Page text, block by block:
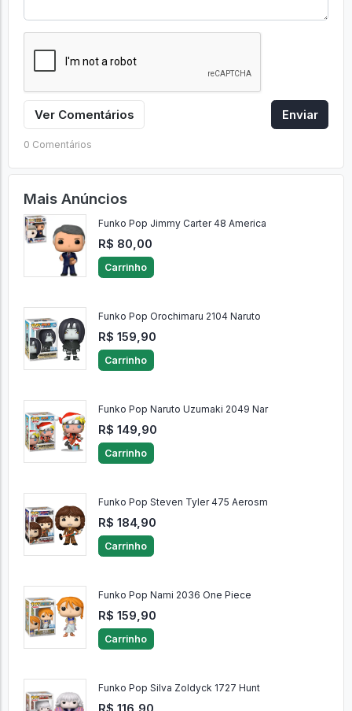
Ver Comentários Enviar
0 Comentários
Mais Anúncios
Funko Pop Jimmy Carter 48 America
R$ 80,00
Carrinho
Funko Pop Orochimaru 2104 Naruto
R$ 159,90
Carrinho
Funko Pop Naruto Uzumaki 2049 Nar
R$ 149,90
Carrinho
Funko Pop Steven Tyler 475 Aerosm
R$ 184,90
Carrinho
Funko Pop Nami 2036 One Piece
R$ 159,90
Carrinho
Funko Pop Silva Zoldyck 1727 Hunt